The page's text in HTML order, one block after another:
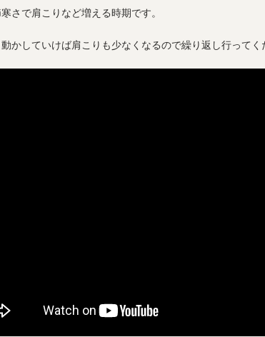
さで肩こりなど増える時期です。
動かしていけば肩こりも少なくなるので繰り返し行ってく